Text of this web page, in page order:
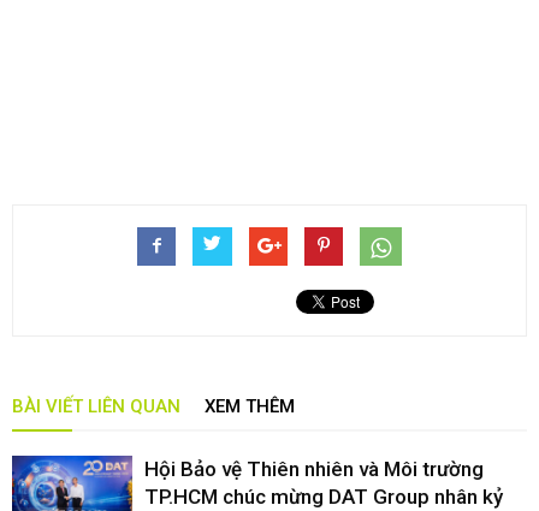
BÀI VIẾT LIÊN QUAN XEM THÊM
Hội Bảo vệ Thiên nhiên và Môi trường
TP.HCM chúc mừng DAT Group nhân kỷ